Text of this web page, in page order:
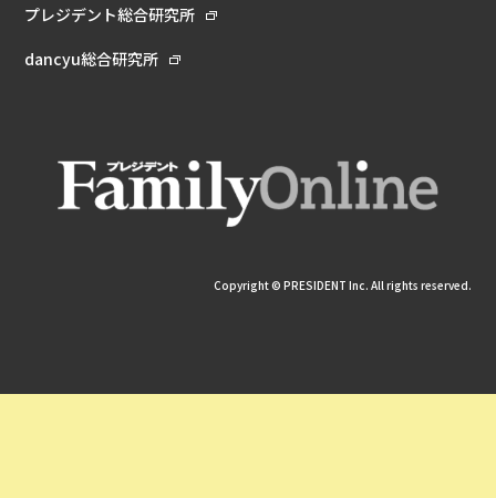
プレジデント総合研究所
dancyu総合研究所
Copyright © PRESIDENT Inc. All rights reserved.